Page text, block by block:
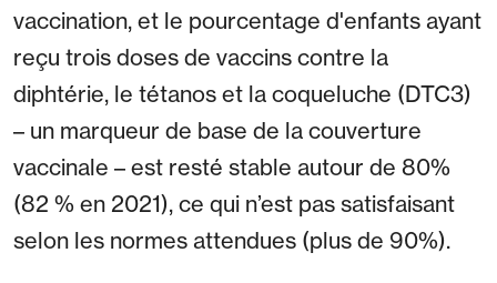
vaccination, et le pourcentage d'enfants ayant
reçu trois doses de vaccins contre la
diphtérie, le tétanos et la coqueluche (DTC3)
– un marqueur de base de la couverture
vaccinale – est resté stable autour de 80%
(82 % en 2021), ce qui n’est pas satisfaisant
selon les normes attendues (plus de 90%).